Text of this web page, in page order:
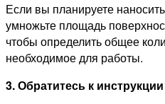
Если вы планируете
умножьте площадь
чтобы определить общее
необходимое для работы.
3. Обратитесь к